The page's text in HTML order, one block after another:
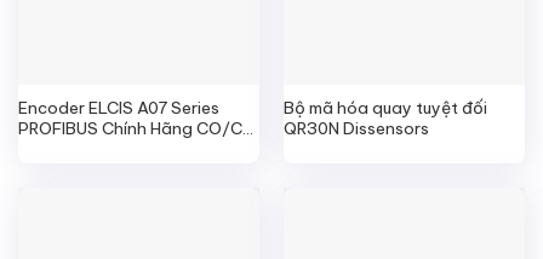
Encoder ELCIS A07 Series
PROFIBUS Chính Hãng CO/CQ
Bộ mã hóa quay tuyệt đối
QR30N Dissensors